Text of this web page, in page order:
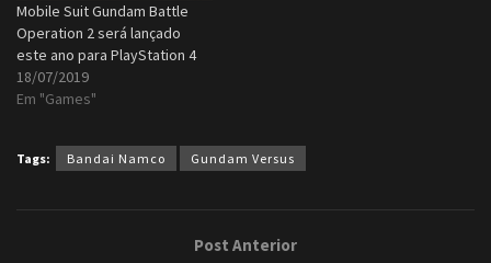
Mobile Suit Gundam Battle
Operation 2 será lançado
este ano para PlayStation 4
18/07/2019
Em "Games"
Tags: Bandai Namco Gundam Versus
Post Anterior